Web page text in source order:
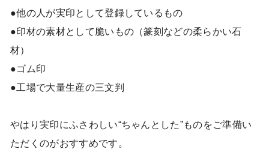
●他の人が実印として登録しているもの
●印材の素材として脆いもの（篆刻などの柔らかい石
材）
●ゴム印
●工場で大量生産の三文判
やはり実印にふさわしい“ちゃんとした”ものをご準備い
ただくのがおすすめです。